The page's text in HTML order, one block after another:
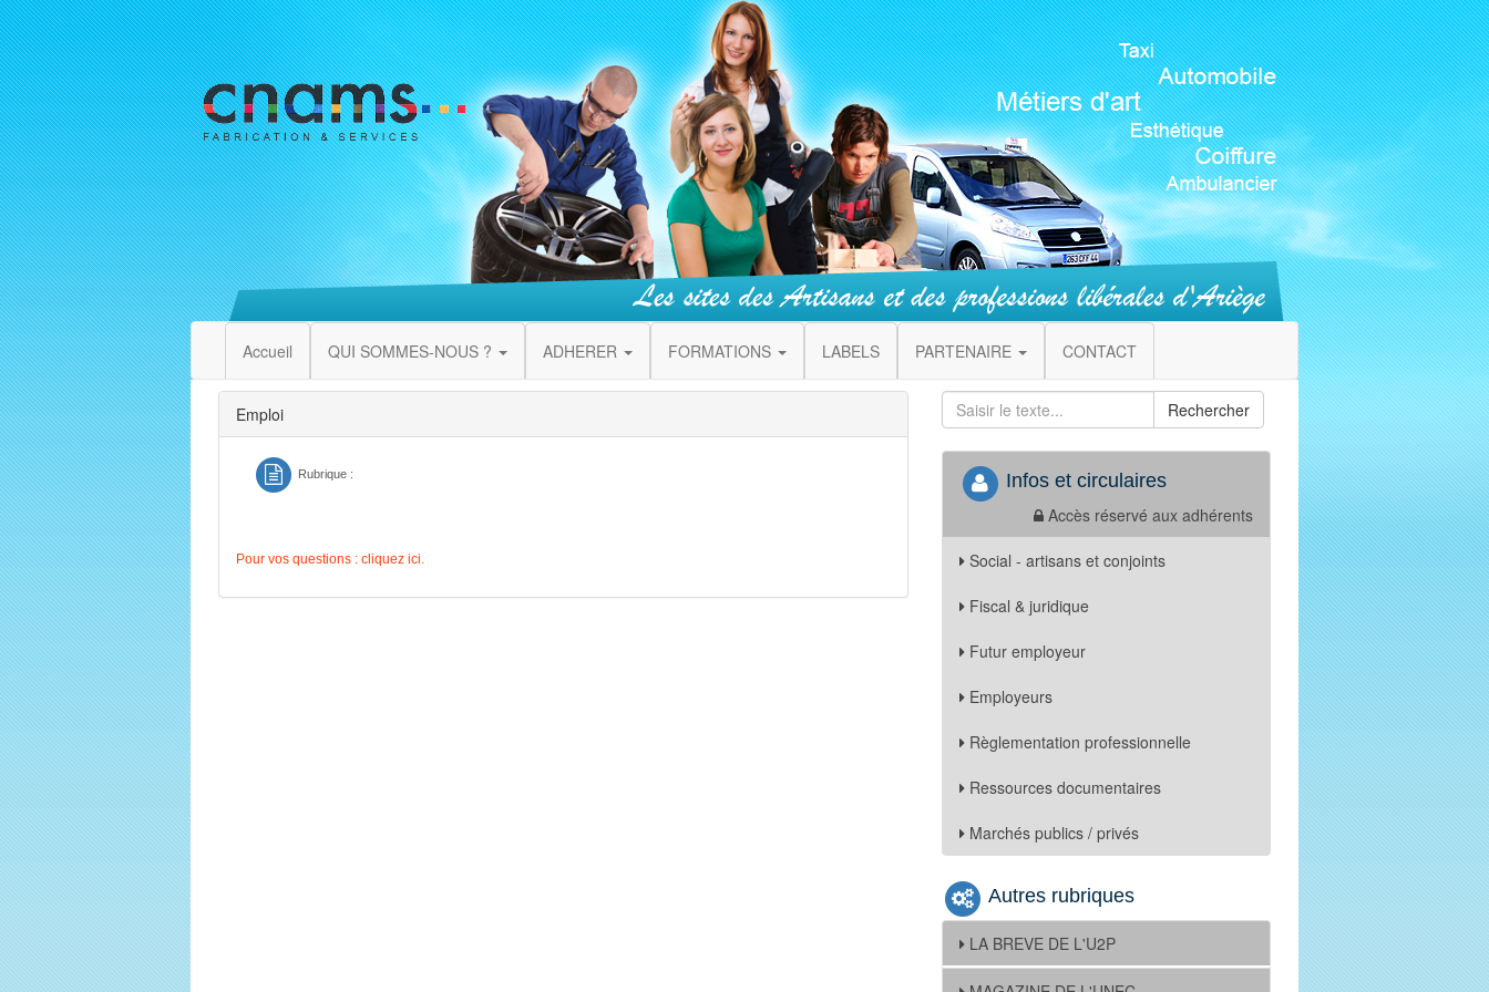
Accueil QUI SOMMES-NOUS ? ADHERER FORMATIONS LABELS PARTENAIRE CONTACT
Emploi
Rubrique :
Pour vos questions : cliquez ici.
Rechercher
Infos et circulaires
Accès réservé aux adhérents
Social - artisans et conjoints
Fiscal & juridique
Futur employeur
Employeurs
Règlementation professionnelle
Ressources documentaires
Marchés publics / privés
Autres rubriques
LA BREVE DE L'U2P